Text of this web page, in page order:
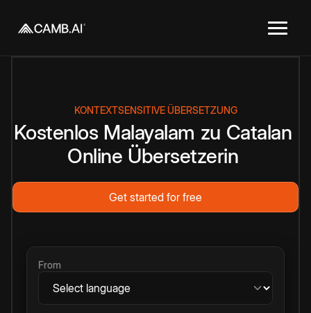
KONTEXTSENSITIVE ÜBERSETZUNG
Kostenlos Malayalam zu Catalan
Online Übersetzerin
Get started for free
From